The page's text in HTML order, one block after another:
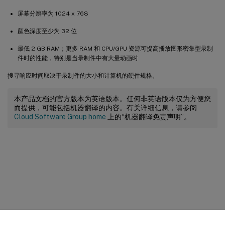
屏幕分辨率为 1024 x 768
颜色深度至少为 32 位
最低 2 GB RAM；更多 RAM 和 CPU/GPU 资源可提高播放图形密集型录制
件时的性能，特别是当录制件中有大量动画时
搜寻响应时间取决于录制件的大小和计算机的硬件规格。
本产品文档的官方版本为英语版本。任何非英语版本仅为方便您
而提供，可能包括机器翻译的内容。有关详细信息，请参阅
Cloud Software Group home 上的“机器翻译免责声明”。